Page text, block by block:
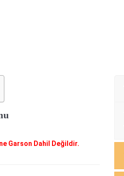
Garson Dahil Değildir.